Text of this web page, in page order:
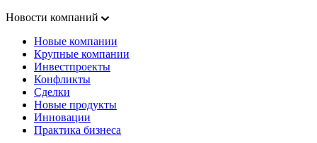
Новости компаний
Новые компании
Крупные компании
Инвестпроекты
Конфликты
Сделки
Новые продукты
Инновации
Практика бизнеса